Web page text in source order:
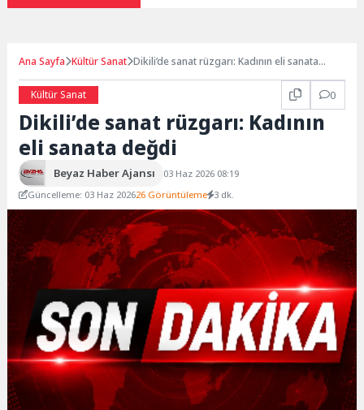
Ana Sayfa Kültür Sanat Dikili’de sanat rüzgarı: Kadının eli sanata
Kültür Sanat
0
Dikili’de sanat rüzgarı: Kadının
eli sanata değdi
Beyaz Haber Ajansı
03 Haz 2026 08:19
Güncelleme: 03 Haz 202626 Görüntüleme 3 dk.